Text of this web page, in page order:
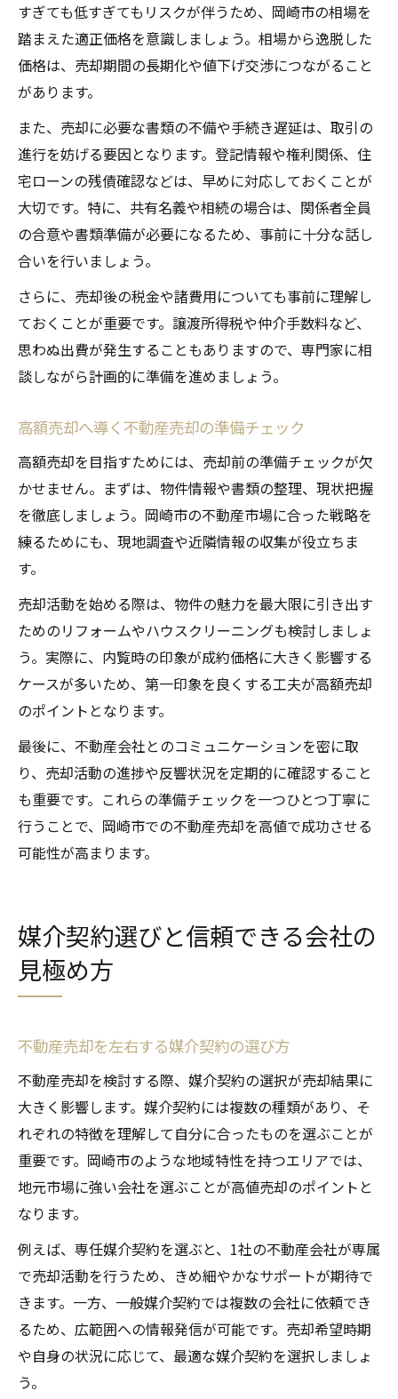
すぎても低すぎてもリスクが伴うため、岡崎市の相場を
踏まえた適正価格を意識しましょう。相場から逸脱した
価格は、売却期間の長期化や値下げ交渉につながること
があります。
また、売却に必要な書類の不備や手続き遅延は、取引の
進行を妨げる要因となります。登記情報や権利関係、住
宅ローンの残債確認などは、早めに対応しておくことが
大切です。特に、共有名義や相続の場合は、関係者全員
の合意や書類準備が必要になるため、事前に十分な話し
合いを行いましょう。
さらに、売却後の税金や諸費用についても事前に理解し
ておくことが重要です。譲渡所得税や仲介手数料など、
思わぬ出費が発生することもありますので、専門家に相
談しながら計画的に準備を進めましょう。
高額売却へ導く不動産売却の準備チェック
高額売却を目指すためには、売却前の準備チェックが欠
かせません。まずは、物件情報や書類の整理、現状把握
を徹底しましょう。岡崎市の不動産市場に合った戦略を
練るためにも、現地調査や近隣情報の収集が役立ちま
す。
売却活動を始める際は、物件の魅力を最大限に引き出す
ためのリフォームやハウスクリーニングも検討しましょ
う。実際に、内覧時の印象が成約価格に大きく影響する
ケースが多いため、第一印象を良くする工夫が高額売却
のポイントとなります。
最後に、不動産会社とのコミュニケーションを密に取
り、売却活動の進捗や反響状況を定期的に確認すること
も重要です。これらの準備チェックを一つひとつ丁寧に
行うことで、岡崎市での不動産売却を高値で成功させる
可能性が高まります。
媒介契約選びと信頼できる会社の
見極め方
不動産売却を左右する媒介契約の選び方
不動産売却を検討する際、媒介契約の選択が売却結果に
大きく影響します。媒介契約には複数の種類があり、そ
れぞれの特徴を理解して自分に合ったものを選ぶことが
重要です。岡崎市のような地域特性を持つエリアでは、
地元市場に強い会社を選ぶことが高値売却のポイントと
なります。
例えば、専任媒介契約を選ぶと、1社の不動産会社が専属
で売却活動を行うため、きめ細やかなサポートが期待で
きます。一方、一般媒介契約では複数の会社に依頼でき
るため、広範囲への情報発信が可能です。売却希望時期
や自身の状況に応じて、最適な媒介契約を選択しましょ
う。